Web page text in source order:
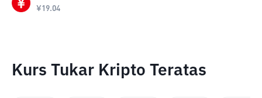
¥19.04
Kurs Tukar Kripto Teratas